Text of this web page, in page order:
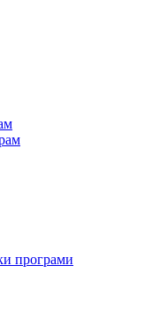
програми